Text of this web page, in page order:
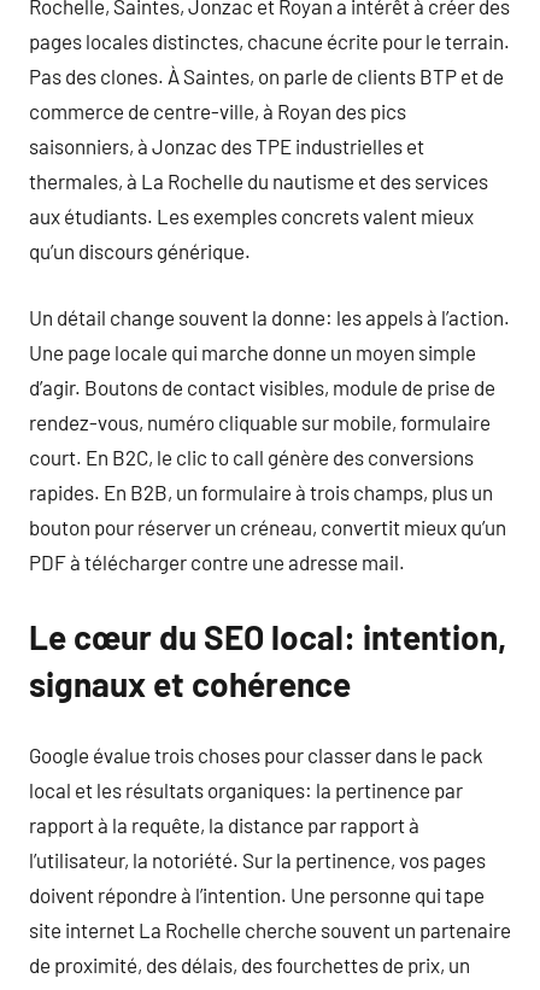
Rochelle, Saintes, Jonzac et Royan a intérêt à créer des
pages locales distinctes, chacune écrite pour le terrain.
Pas des clones. À Saintes, on parle de clients BTP et de
commerce de centre-ville, à Royan des pics
saisonniers, à Jonzac des TPE industrielles et
thermales, à La Rochelle du nautisme et des services
aux étudiants. Les exemples concrets valent mieux
qu’un discours générique.
Un détail change souvent la donne: les appels à l’action.
Une page locale qui marche donne un moyen simple
d’agir. Boutons de contact visibles, module de prise de
rendez-vous, numéro cliquable sur mobile, formulaire
court. En B2C, le clic to call génère des conversions
rapides. En B2B, un formulaire à trois champs, plus un
bouton pour réserver un créneau, convertit mieux qu’un
PDF à télécharger contre une adresse mail.
Le cœur du SEO local: intention,
signaux et cohérence
Google évalue trois choses pour classer dans le pack
local et les résultats organiques: la pertinence par
rapport à la requête, la distance par rapport à
l’utilisateur, la notoriété. Sur la pertinence, vos pages
doivent répondre à l’intention. Une personne qui tape
site internet La Rochelle cherche souvent un partenaire
de proximité, des délais, des fourchettes de prix, un